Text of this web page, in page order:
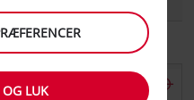
OG LUK